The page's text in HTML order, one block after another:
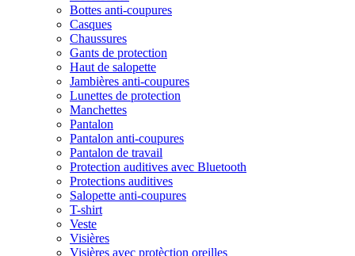
Bottes anti-coupures
Casques
Chaussures
Gants de protection
Haut de salopette
Jambières anti-coupures
Lunettes de protection
Manchettes
Pantalon
Pantalon anti-coupures
Pantalon de travail
Protection auditives avec Bluetooth
Protections auditives
Salopette anti-coupures
T-shirt
Veste
Visières
Visières avec protèction oreilles